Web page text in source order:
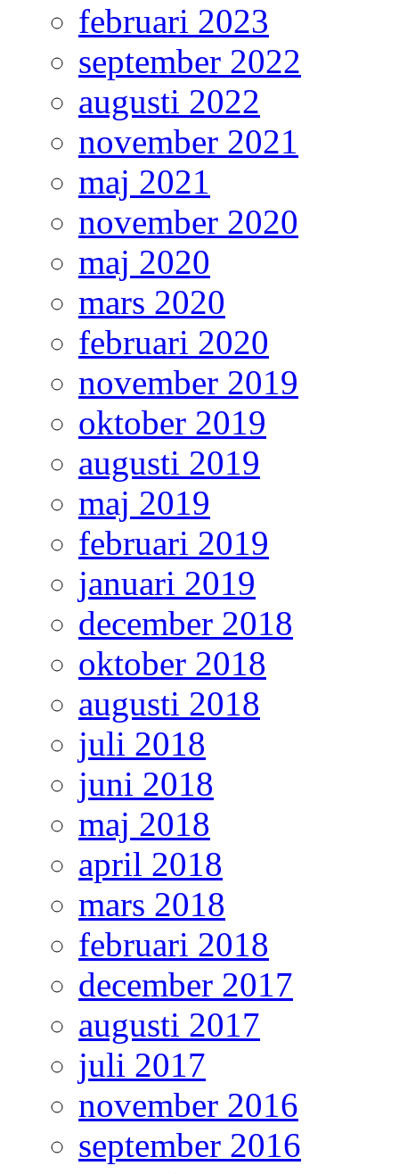
februari 2023
september 2022
augusti 2022
november 2021
maj 2021
november 2020
maj 2020
mars 2020
februari 2020
november 2019
oktober 2019
augusti 2019
maj 2019
februari 2019
januari 2019
december 2018
oktober 2018
augusti 2018
juli 2018
juni 2018
maj 2018
april 2018
mars 2018
februari 2018
december 2017
augusti 2017
juli 2017
november 2016
september 2016